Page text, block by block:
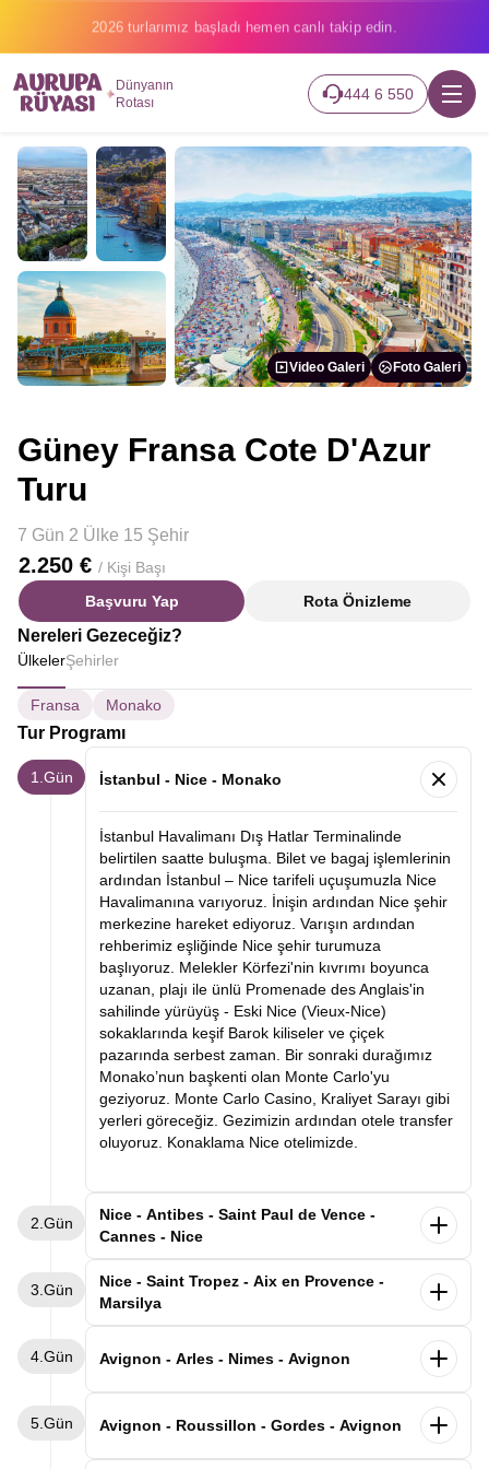
2026 turlarımız başladı hemen canlı takip edin.
Dünyanın
Rotası
444 6 550
Video Galeri Foto Galeri
Güney Fransa Cote D'Azur
Turu
7 Gün 2 Ülke 15 Şehir
2.250 € / Kişi Başı
Başvuru Yap
Rota Önizleme
Nereleri Gezeceğiz?
ÜlkelerŞehirler
Fransa Monako
Tur Programı
1.Gün İstanbul - Nice - Monako
İstanbul Havalimanı Dış Hatlar Terminalinde
belirtilen saatte buluşma. Bilet ve bagaj işlemlerinin
ardından İstanbul – Nice tarifeli uçuşumuzla Nice
Havalimanına varıyoruz. İnişin ardından Nice şehir
merkezine hareket ediyoruz. Varışın ardından
rehberimiz eşliğinde Nice şehir turumuza
başlıyoruz. Melekler Körfezi'nin kıvrımı boyunca
uzanan, plajı ile ünlü Promenade des Anglais'in
sahilinde yürüyüş - Eski Nice (Vieux-Nice)
sokaklarında keşif Barok kiliseler ve çiçek
pazarında serbest zaman. Bir sonraki durağımız
Monako’nun başkenti olan Monte Carlo'yu
geziyoruz. Monte Carlo Casino, Kraliyet Sarayı gibi
yerleri göreceğiz. Gezimizin ardından otele transfer
oluyoruz. Konaklama Nice otelimizde.
2.Gün
Nice - Antibes - Saint Paul de Vence -
Cannes - Nice
Fransız Rivierası’nın incisi Cannes, altın kumsalları,
palmiyeli caddeleri ve dünyaca ünlü film festivaliyle
Fransız lüksünü bir arada sunan bu şehir, her
Akdeniz’in mavi sularıyla tarihin zarafetini
Antibes
3.Gün
Nice - Saint Tropez - Aix en Provence -
Marsilya
ediyoruz. İlk durağımızdünyanın en ünlü tatil
Saint Tropez olacak.
gezimize başlıyoruz. Roma döneminden kalan su
4.Gün Avignon - Arles - Nimes - Avignon
Arles. Bir zamanlar Roma metropolü, bu dönemden
5.Gün Avignon - Roussillon - Gordes - Avignon